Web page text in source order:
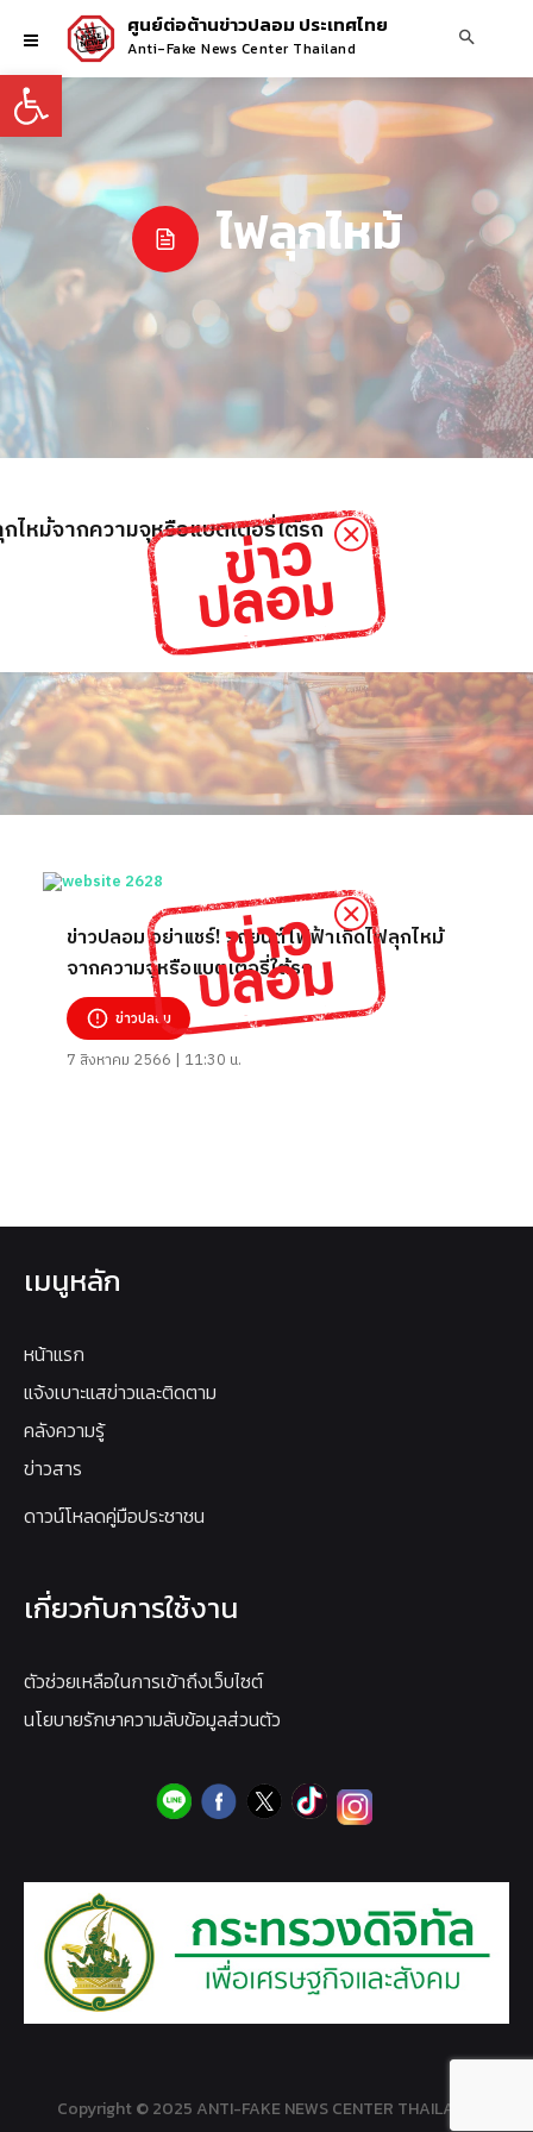
Open toolbar
ศูนย์ต่อต้านข่าวปลอม ประเทศไทย
Anti-Fake News Center Thailand
ไฟลุกไหม้
หม้จากความจุหรือแบตเตอรี่ใต้รถ
ข่าวปลอม อย่าแชร์! รถยนต์ไฟฟ้าเกิดไฟลุกไหม้
จากความจุหรือแบตเตอรี่ใต้รถ
ข่าวปลอม
7 สิงหาคม 2566 | 11:30 น.
เมนูหลัก
หน้าแรก
แจ้งเบาะแสข่าวและติดตาม
คลังความรู้
ข่าวสาร
ดาวน์โหลดคู่มือประชาชน
เกี่ยวกับการใช้งาน
ตัวช่วยเหลือในการเข้าถึงเว็บไซต์
นโยบายรักษาความลับข้อมูลส่วนตัว
Copyright © 2025 ANTI-FAKE NEWS CENTER THAILAND